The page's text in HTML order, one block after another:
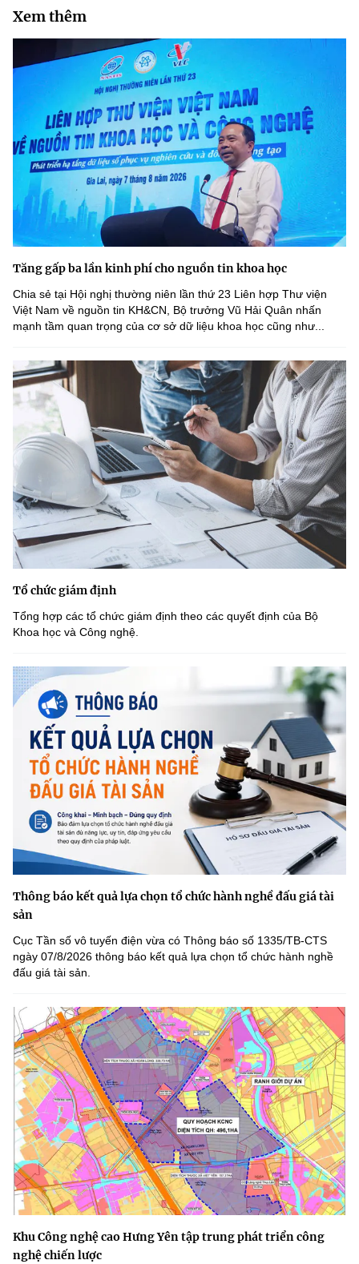
Xem thêm
Tăng gấp ba lần kinh phí cho nguồn tin khoa học
Chia sẻ tại Hội nghị thường niên lần thứ 23 Liên hợp Thư viện
Việt Nam về nguồn tin KH&CN, Bộ trưởng Vũ Hải Quân nhấn
mạnh tầm quan trọng của cơ sở dữ liệu khoa học cũng như...
Tổ chức giám định
Tổng hợp các tổ chức giám định theo các quyết định của Bộ
Khoa học và Công nghệ.
Thông báo kết quả lựa chọn tổ chức hành nghề đấu giá tài
sản
Cục Tần số vô tuyến điện vừa có Thông báo số 1335/TB-CTS
ngày 07/8/2026 thông báo kết quả lựa chọn tổ chức hành nghề
đấu giá tài sản.
Khu Công nghệ cao Hưng Yên tập trung phát triển công
nghệ chiến lược